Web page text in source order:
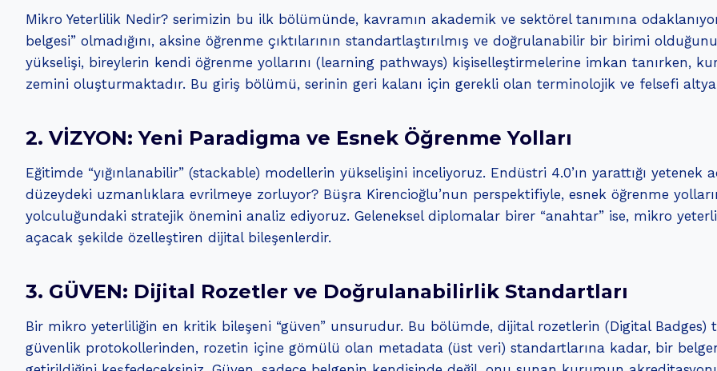
Mikro Yeterlilik Nedir? serimizin bu ilk bölümünde, kavramın akademik ve sektörel tanımına
belgesi” olmadığını, aksine öğrenme çıktılarının standartlaştırılmış ve doğrulanabilir bir birimi
yükselişi, bireylerin kendi öğrenme yollarını (learning pathways) kişiselleştirmelerine imkan tanırken,
zemini oluşturmaktadır. Bu giriş bölümü, serinin geri kalanı için gerekli olan terminolojik ve felsefi
2. VİZYON: Yeni Paradigma ve Esnek Öğrenme Yolları
Eğitimde “yığınlanabilir” (stackable) modellerin yükselişini inceliyoruz. Endüstri 4.0’ın yarattığı yetenek
düzeydeki uzmanlıklara evrilmeye zorluyor? Büşra Kirencioğlu’nun perspektifiyle, esnek öğrenme
yolculuğundaki stratejik önemini analiz ediyoruz. Geleneksel diplomalar birer “anahtar” ise, mikro
açacak şekilde özelleştiren dijital bileşenlerdir.
3. GÜVEN: Dijital Rozetler ve Doğrulanabilirlik Standartları
Bir mikro yeterliliğin en kritik bileşeni “güven” unsurudur. Bu bölümde, dijital rozetlerin (Digital
güvenlik protokollerinden, rozetin içine gömülü olan metadata (üst veri) standartlarına kadar, bir